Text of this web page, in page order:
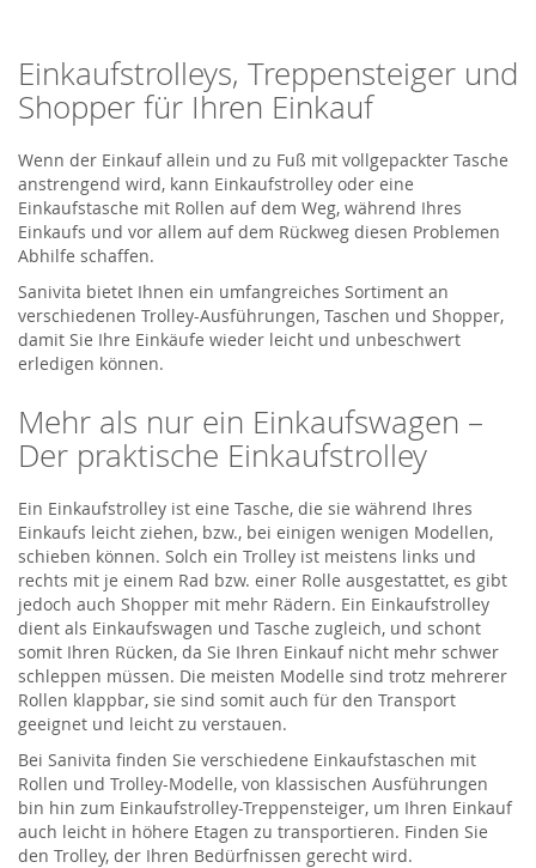
Einkaufstrolleys, Treppensteiger und
Shopper für Ihren Einkauf
Wenn der Einkauf allein und zu Fuß mit vollgepackter Tasche
anstrengend wird, kann Einkaufstrolley oder eine
Einkaufstasche mit Rollen auf dem Weg, während Ihres
Einkaufs und vor allem auf dem Rückweg diesen Problemen
Abhilfe schaffen.
Sanivita bietet Ihnen ein umfangreiches Sortiment an
verschiedenen Trolley-Ausführungen, Taschen und Shopper,
damit Sie Ihre Einkäufe wieder leicht und unbeschwert
erledigen können.
Mehr als nur ein Einkaufswagen –
Der praktische Einkaufstrolley
Ein Einkaufstrolley ist eine Tasche, die sie während Ihres
Einkaufs leicht ziehen, bzw., bei einigen wenigen Modellen,
schieben können. Solch ein Trolley ist meistens links und
rechts mit je einem Rad bzw. einer Rolle ausgestattet, es gibt
jedoch auch Shopper mit mehr Rädern. Ein Einkaufstrolley
dient als Einkaufswagen und Tasche zugleich, und schont
somit Ihren Rücken, da Sie Ihren Einkauf nicht mehr schwer
schleppen müssen. Die meisten Modelle sind trotz mehrerer
Rollen klappbar, sie sind somit auch für den Transport
geeignet und leicht zu verstauen.
Bei Sanivita finden Sie verschiedene Einkaufstaschen mit
Rollen und Trolley-Modelle, von klassischen Ausführungen
bin hin zum Einkaufstrolley-Treppensteiger, um Ihren Einkauf
auch leicht in höhere Etagen zu transportieren. Finden Sie
den Trolley, der Ihren Bedürfnissen gerecht wird.